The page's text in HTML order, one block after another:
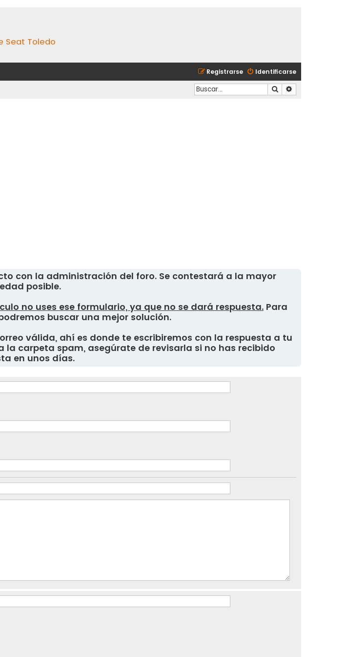
Seat Toledo
Identificarse
Registrarse
Buscar
con la administración del foro. Se contestará a la mayor
posible.
no uses ese formulario, ya que no se dará respuesta. Para
buscar una mejor solución.
válida, ahí es donde te escribiremos con la respuesta a tu
la carpeta spam, asegúrate de revisarla si no has recibido
en unos días.